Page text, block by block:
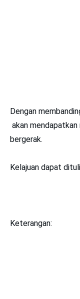
Dengan
akan
bergerak.
Kelajuan dapat
Keterangan: